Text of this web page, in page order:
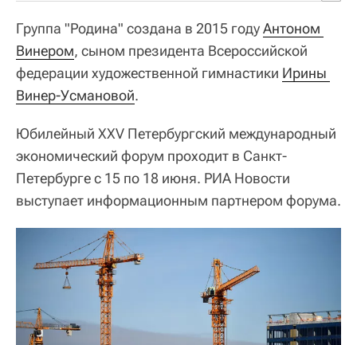
Группа "Родина" создана в 2015 годуАнтоном
Винером, сыном президента Всероссийской
федерации художественной гимнастики Ирины
Винер-Усмановой.
Юбилейный XXV Петербургский международный
экономический форум проходит в Санкт-
Петербурге с 15 по 18 июня. РИА Новости
выступает информационным партнером форума.